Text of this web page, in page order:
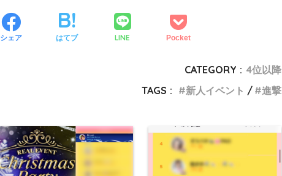
シェア はてブ LINE Pocket
CATEGORY : 4位以降
TAGS :
新人イベント 進撃